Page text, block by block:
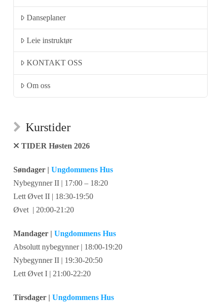
Danseplaner
Leie instruktør
KONTAKT OSS
Om oss
Kurstider
TIDER Høsten 2026
Søndager | Ungdommens Hus
Nybegynner II | 17:00 – 18:20
Lett Øvet II | 18:30-19:50
Øvet | 20:00-21:20
Mandager | Ungdommens Hus
Absolutt nybegynner | 18:00-19:20
Nybegynner II | 19:30-20:50
Lett Øvet I | 21:00-22:20
Tirsdager | Ungdommens Hus